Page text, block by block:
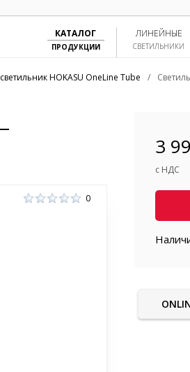
ЛИНЕЙНЫЕ
СВЕТИЛЬНИКИ
КАТАЛОГ
ПРОДУКЦИИ
HOKASU OneLine Tube /
0
3
с НДС